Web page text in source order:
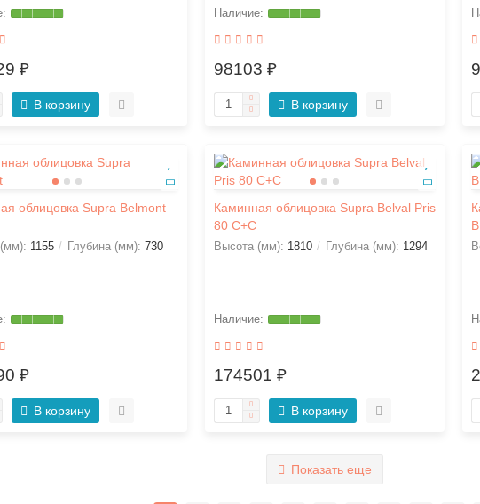
₽
В корзину
98103 ₽
В корзину
облицовка Supra Belmont
1155 Глубина (мм): 730
₽
В корзину
Каминная облицовка Supra Belval Pris
80 C+C
Высота (мм): 1810 Глубина (мм): 1294
174501 ₽
В корзину
Показать еще